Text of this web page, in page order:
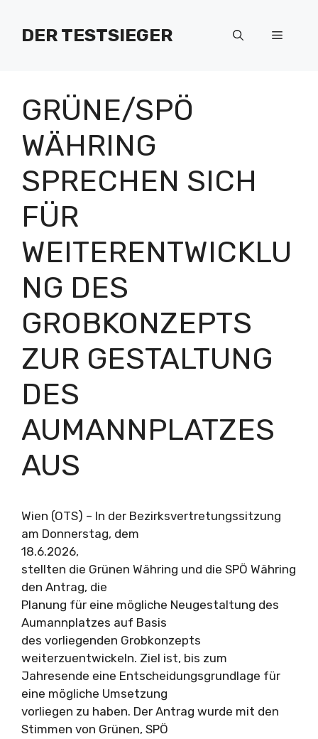
Inhalt
springenDER TESTSIEGER Menü
GRÜNE/SPÖ
WÄHRING
SPRECHEN SICH
FÜR
WEITERENTWICKLU
NG DES
GROBKONZEPTS
ZUR GESTALTUNG
DES
AUMANNPLATZES
AUS
Wien (OTS) – In der Bezirksvertretungssitzung
am Donnerstag, dem
18.6.2026,
stellten die Grünen Währing und die SPÖ Währing
den Antrag, die
Planung für eine mögliche Neugestaltung des
Aumannplatzes auf Basis
des vorliegenden Grobkonzepts
weiterzuentwickeln. Ziel ist, bis zum
Jahresende eine Entscheidungsgrundlage für
eine mögliche Umsetzung
vorliegen zu haben. Der Antrag wurde mit den
Stimmen von Grünen, SPÖ